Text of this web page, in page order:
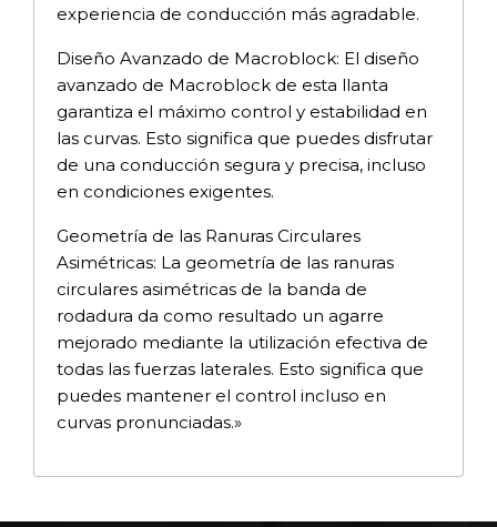
experiencia de conducción más agradable.
Diseño Avanzado de Macroblock: El diseño
avanzado de Macroblock de esta llanta
garantiza el máximo control y estabilidad en
las curvas. Esto significa que puedes disfrutar
de una conducción segura y precisa, incluso
en condiciones exigentes.
Geometría de las Ranuras Circulares
Asimétricas: La geometría de las ranuras
circulares asimétricas de la banda de
rodadura da como resultado un agarre
mejorado mediante la utilización efectiva de
todas las fuerzas laterales. Esto significa que
puedes mantener el control incluso en
curvas pronunciadas.»